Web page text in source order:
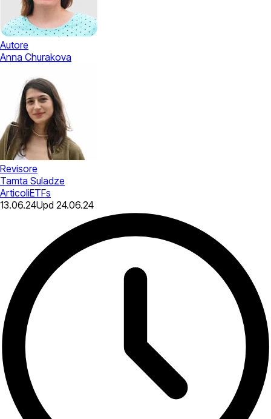
Autore
Anna Churakova
Revisore
Tamta Suladze
ArticoliETFs
13.06.24Upd 24.06.24